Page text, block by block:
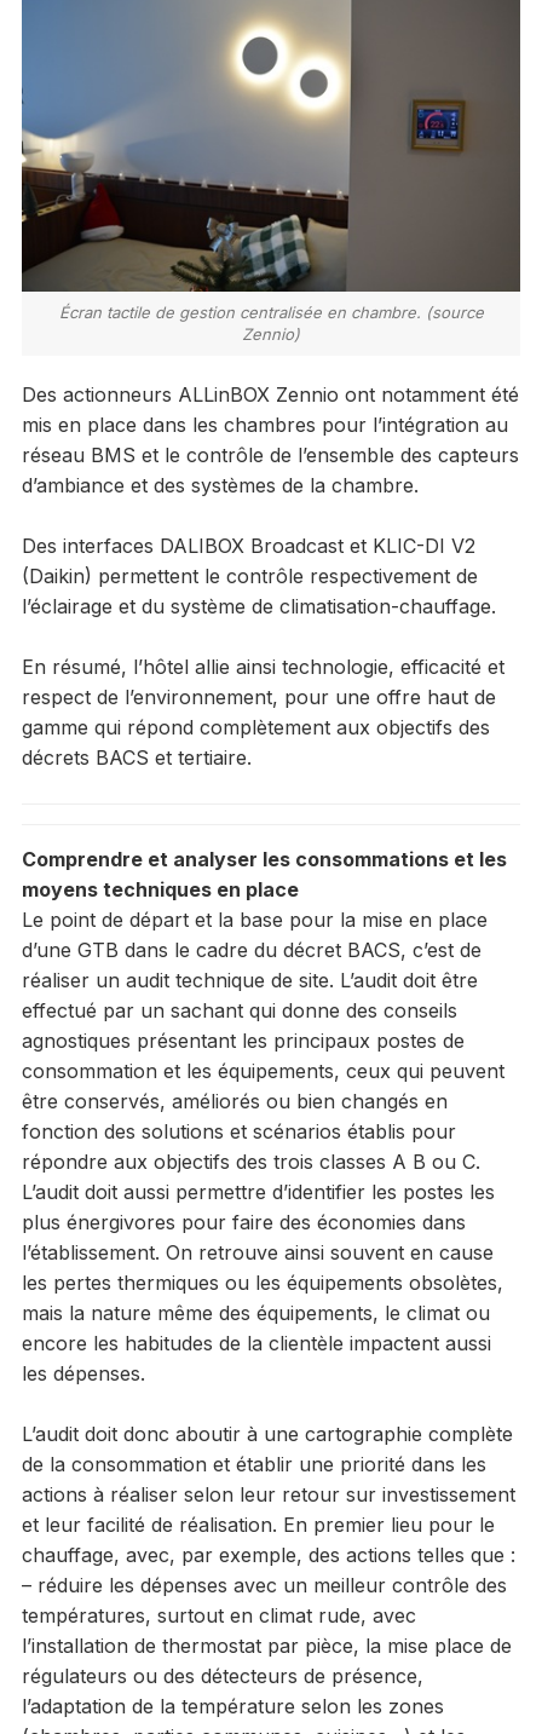
Écran tactile de gestion centralisée en chambre. (source
Zennio)
Des actionneurs ALLinBOX Zennio ont notamment été
mis en place dans les chambres pour l’intégration au
réseau BMS et le contrôle de l’ensemble des capteurs
d’ambiance et des systèmes de la chambre.
Des interfaces DALIBOX Broadcast et KLIC-DI V2
(Daikin) permettent le contrôle respectivement de
l’éclairage et du système de climatisation-chauffage.
En résumé, l’hôtel allie ainsi technologie, efficacité et
respect de l’environnement, pour une offre haut de
gamme qui répond complètement aux objectifs des
décrets BACS et tertiaire.
Comprendre et analyser les consommations et les
moyens techniques en place
Le point de départ et la base pour la mise en place
d’une GTB dans le cadre du décret BACS, c’est de
réaliser un audit technique de site. L’audit doit être
effectué par un sachant qui donne des conseils
agnostiques présentant les principaux postes de
consommation et les équipements, ceux qui peuvent
être conservés, améliorés ou bien changés en
fonction des solutions et scénarios établis pour
répondre aux objectifs des trois classes A B ou C.
L’audit doit aussi permettre d’identifier les postes les
plus énergivores pour faire des économies dans
l’établissement. On retrouve ainsi souvent en cause
les pertes thermiques ou les équipements obsolètes,
mais la nature même des équipements, le climat ou
encore les habitudes de la clientèle impactent aussi
les dépenses.
L’audit doit donc aboutir à une cartographie complète
de la consommation et établir une priorité dans les
actions à réaliser selon leur retour sur investissement
et leur facilité de réalisation. En premier lieu pour le
chauffage, avec, par exemple, des actions telles que :
– réduire les dépenses avec un meilleur contrôle des
températures, surtout en climat rude, avec
l’installation de thermostat par pièce, la mise place de
régulateurs ou des détecteurs de présence,
l’adaptation de la température selon les zones